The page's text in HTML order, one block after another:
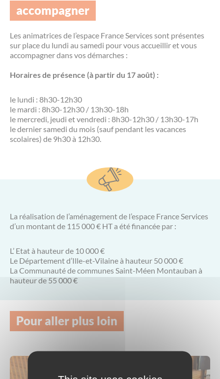
accompagner
Les animatrices de l’espace France Services sont présentes
sur place du lundi au samedi pour vous accueillir et vous
accompagner dans vos démarches :
Horaires de présence (à partir du 17 août) :
le lundi : 8h30-12h30
le mardi : 8h30-12h30 / 13h30-18h
le mercredi, jeudi et vendredi : 8h30-12h30 / 13h30-17h
le dernier samedi du mois (sauf pendant les vacances
scolaires) de 9h30 à 12h30.
La réalisation de l’aménagement de l’espace France Services
d’un montant de 115 000 € HT a été financée par :
L’ Etat à hauteur de 10 000 €
Le Département d’Ille-et-Vilaine à hauteur 50 000 €
La Communauté de communes Saint-Méen Montauban à
hauteur de 55 000 €
Pour aller plus loin